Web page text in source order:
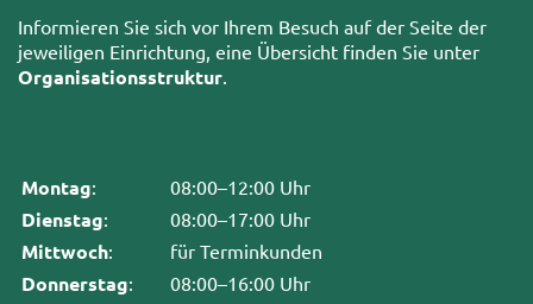
Informieren Sie sich vor Ihrem Besuch auf der Seite der
jeweiligen Einrichtung, eine Übersicht finden Sie unter
Organisationsstruktur
Montag: 08:00–12:00 Uhr
Dienstag: 08:00–17:00 Uhr
Mittwoch: für Terminkunden
Donnerstag: 08:00–16:00 Uhr